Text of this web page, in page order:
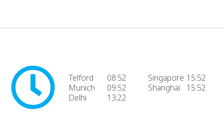
Telford
08:52
Munich
09:52
Delhi
13:22
Singapore 15:52
Shanghai
15:52